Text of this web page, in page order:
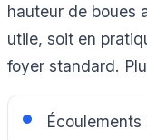
hauteur de boues
utile, soit en
foyer standard.